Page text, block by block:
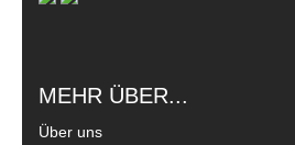
MEHR ÜBER...
Über uns